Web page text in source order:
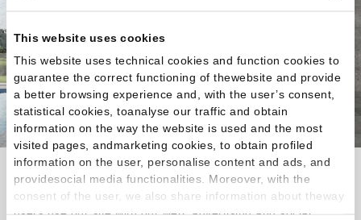
This website uses cookies
This website uses technical cookies and function cookies to
guarantee the correct functioning of thewebsite and provide
a better browsing experience and, with the user’s consent,
statistical cookies, toanalyse our traffic and obtain
information on the way the website is used and the most
visited pages, andmarketing cookies, to obtain profiled
information on the user, personalise content and ads, and
providesocial media functionalities. Moreover, with the
consent of the user, we also share information about theway
users use our site with our web, advertising and social
Una estética variada y dinámica.